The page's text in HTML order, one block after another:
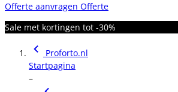
Offerte aanvragen Offerte
Sale met kortingen tot -30%
Proforto.nl
Startpagina
–